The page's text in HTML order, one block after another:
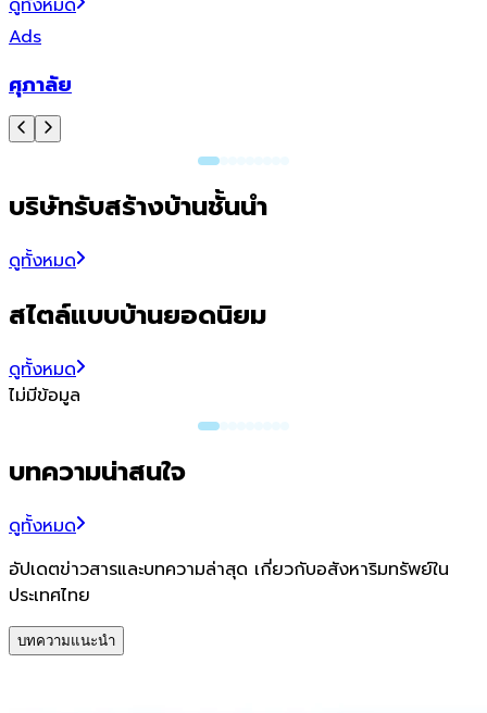
Ads
ศุภาลัย
บริษัทรับสร้างบ้านชั้นนำ
ดูทั้งหมด
สไตล์แบบบ้านยอดนิยม
ดูทั้งหมด
ไม่มีข้อมูล
บทความน่าสนใจ
ดูทั้งหมด
อัปเดตข่าวสารและบทความล่าสุด เกี่ยวกับอสังหาริมทรัพย์ใน
ประเทศไทย
บทความแนะนำ